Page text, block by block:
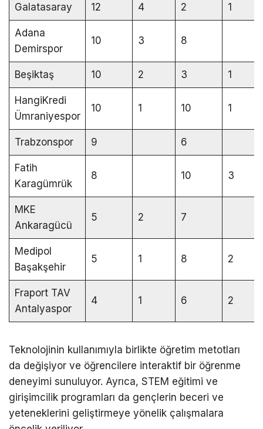
Galatasaray 12 4 2 1
Adana
Demirspor
10 3 8
Beşiktaş 10 2 3 1
HangiKredi
Ümraniyespor
10 1 10 1
Trabzonspor 9 6
Fatih
Karagümrük
8 10 3
MKE
Ankaragücü
5 2 7
Medipol
Başakşehir
5 1 8 2
Fraport TAV
Antalyaspor
4 1 6 2
Teknolojinin kullanımıyla birlikte öğretim metotları
da değişiyor ve öğrencilere interaktif bir öğrenme
deneyimi sunuluyor. Ayrıca, STEM eğitimi ve
girişimcilik programları da gençlerin beceri ve
yeteneklerini geliştirmeye yönelik çalışmalara